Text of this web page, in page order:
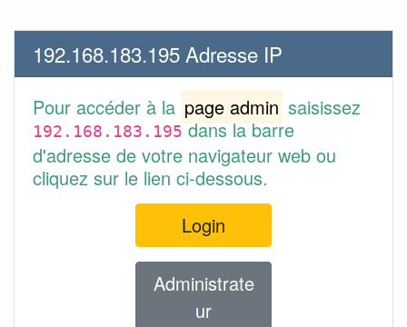
192.168.183.195 Adresse IP
Pour accéder à la page admin saisissez
192.168.183.195dans la barre
d'adresse de votre navigateur web ou
cliquez sur le lien ci-dessous.
Login
Administrate
ur